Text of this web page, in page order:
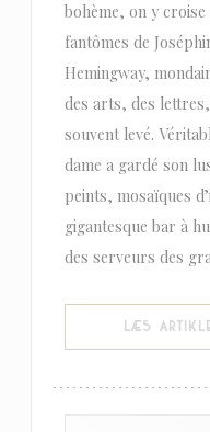
bohème, on y
fantômes de
Hemingway,
des arts, des
souvent levé.
dame a gardé son
peints, mosaïques
gigantesque bar à
des serveurs des
LÆS